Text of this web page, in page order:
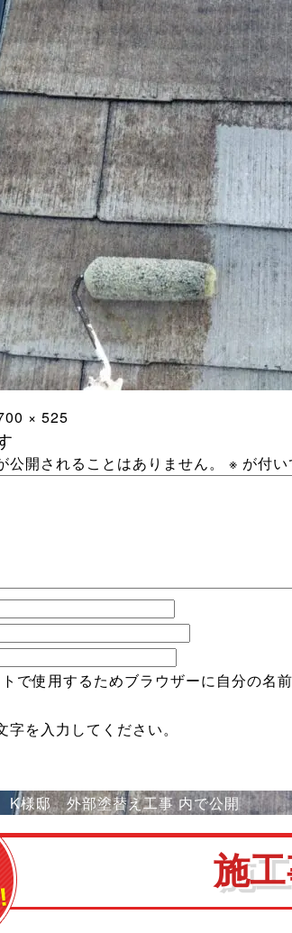
× 525
公開されることはありません。 ※ が付
で使用するためブラウザーに自分の名
を入力してください。
様邸 外部塗替え工事 内で公開
施